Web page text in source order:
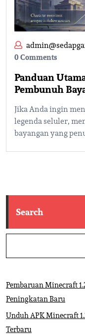
0 Comments
Panduan
Pembunuh
Jika Anda ingin
legenda seluler,
bayangan yang
Search
Pembaruan Minecraft
Peningkatan Baru
Unduh APK Minecraft
Terbaru